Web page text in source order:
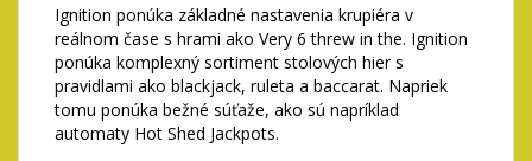
Ignition ponúka základné nastavenia krupiéra v
reálnom čase s hrami ako Very 6 threw in the. Ignition
ponúka komplexný sortiment stolových hier s
pravidlami ako blackjack, ruleta a baccarat. Napriek
tomu ponúka bežné súťaže, ako sú napríklad
automaty Hot Shed Jackpots.